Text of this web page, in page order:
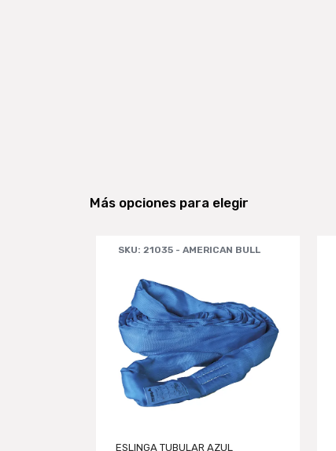
Más opciones para elegir
SKU: 21035 - AMERICAN BULL
ESLINGA TUBULAR AZUL